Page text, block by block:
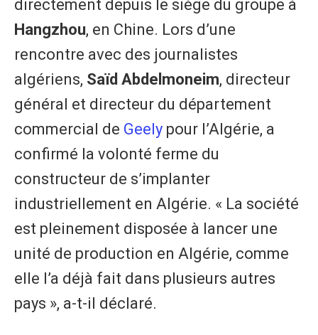
directement depuis le siège du groupe à
Hangzhou, en Chine. Lors d’une
rencontre avec des journalistes
algériens, Saïd Abdelmoneim, directeur
général et directeur du département
commercial de Geely pour l’Algérie, a
confirmé la volonté ferme du
constructeur de s’implanter
industriellement en Algérie. « La société
est pleinement disposée à lancer une
unité de production en Algérie, comme
elle l’a déjà fait dans plusieurs autres
pays », a-t-il déclaré.